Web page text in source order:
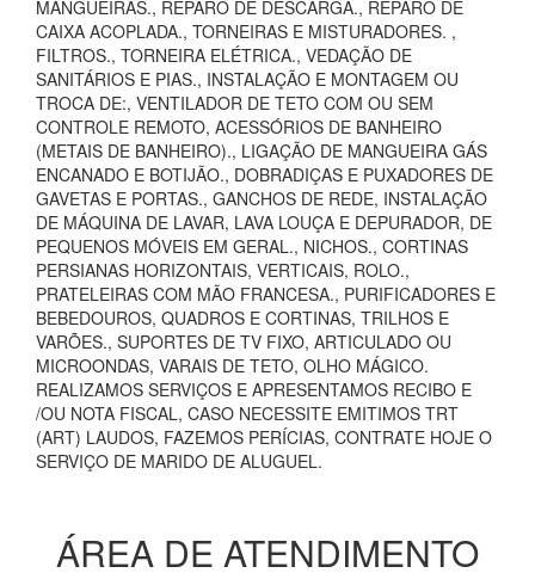
MANGUEIRAS., REPARO DE DESCARGA., REPARO DE
CAIXA ACOPLADA., TORNEIRAS E MISTURADORES. ,
FILTROS., TORNEIRA ELÉTRICA., VEDAÇÃO DE
SANITÁRIOS E PIAS., INSTALAÇÃO E MONTAGEM OU
TROCA DE:, VENTILADOR DE TETO COM OU SEM
CONTROLE REMOTO, ACESSÓRIOS DE BANHEIRO
(METAIS DE BANHEIRO)., LIGAÇÃO DE MANGUEIRA GÁS
ENCANADO E BOTIJÃO., DOBRADIÇAS E PUXADORES DE
GAVETAS E PORTAS., GANCHOS DE REDE, INSTALAÇÃO
DE MÁQUINA DE LAVAR, LAVA LOUÇA E DEPURADOR, DE
PEQUENOS MÓVEIS EM GERAL., NICHOS., CORTINAS
PERSIANAS HORIZONTAIS, VERTICAIS, ROLO.,
PRATELEIRAS COM MÃO FRANCESA., PURIFICADORES E
BEBEDOUROS, QUADROS E CORTINAS, TRILHOS E
VARÕES., SUPORTES DE TV FIXO, ARTICULADO OU
MICROONDAS, VARAIS DE TETO, OLHO MÁGICO.
REALIZAMOS SERVIÇOS E APRESENTAMOS RECIBO E
/OU NOTA FISCAL, CASO NECESSITE EMITIMOS TRT
(ART) LAUDOS, FAZEMOS PERÍCIAS, CONTRATE HOJE O
SERVIÇO DE MARIDO DE ALUGUEL.
ÁREA DE ATENDIMENTO